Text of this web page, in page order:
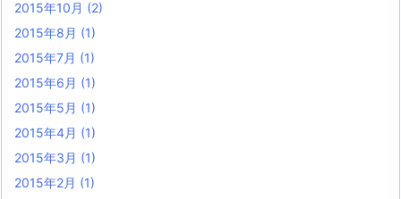
2015年10月 (2)
2015年8月 (1)
2015年7月 (1)
2015年6月 (1)
2015年5月 (1)
2015年4月 (1)
2015年3月 (1)
2015年2月 (1)